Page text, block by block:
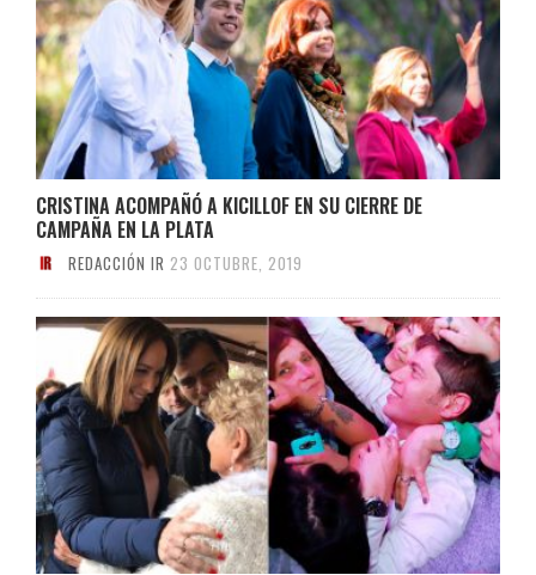
CRISTINA ACOMPAÑÓ A KICILLOF EN SU CIERRE DE
CAMPAÑA EN LA PLATA
REDACCIÓN IR 23 OCTUBRE, 2019